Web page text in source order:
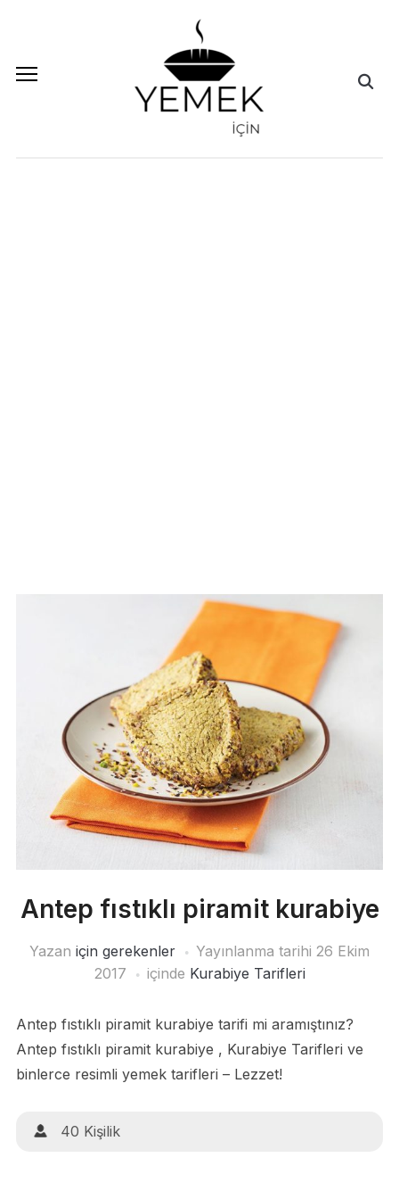
Antep fıstıklı piramit kurabiye
Yazan için gerekenler Yayınlanma tarihi 26 Ekim
2017
içinde Kurabiye Tarifleri
Antep fıstıklı piramit kurabiye tarifi mi aramıştınız?
Antep fıstıklı piramit kurabiye , Kurabiye Tarifleri ve
binlerce resimli yemek tarifleri – Lezzet!
40 Kişilik